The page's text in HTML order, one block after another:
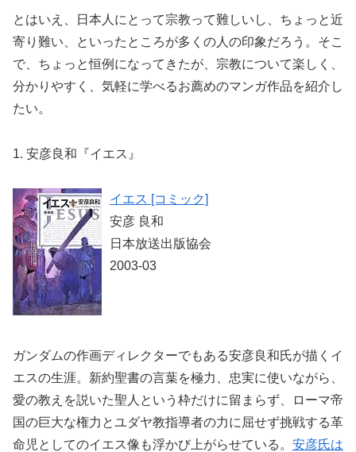
とはいえ、日本人にとって宗教って難しいし、ちょっと近
寄り難い、といったところが多くの人の印象だろう。そこ
で、ちょっと恒例になってきたが、宗教について楽しく、
分かりやすく、気軽に学べるお薦めのマンガ作品を紹介し
たい。
1. 安彦良和『イエス』
イエス [コミック]
安彦 良和
日本放送出版協会
2003-03
ガンダムの作画ディレクターでもある安彦良和氏が描くイ
エスの生涯。新約聖書の言葉を極力、忠実に使いながら、
愛の教えを説いた聖人という枠だけに留まらず、ローマ帝
国の巨大な権力とユダヤ教指導者の力に屈せず挑戦する革
命児としてのイエス像も浮かび上がらせている。 安彦氏は